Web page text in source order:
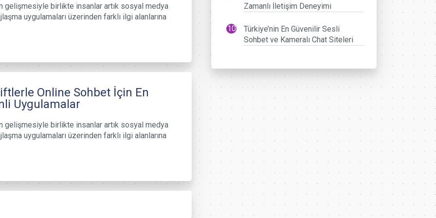
gelişmesiyle birlikte insanlar artık sosyal medya
uygulamaları üzerinden farklı ilgi alanlarına
Online Sohbet İçin En
Uygulamalar
gelişmesiyle birlikte insanlar artık sosyal medya
uygulamaları üzerinden farklı ilgi alanlarına
Zamanlı İletişim Deneyimi
Türkiye’nin En Güvenilir Sesli
Sohbet ve Kameralı Chat Siteleri